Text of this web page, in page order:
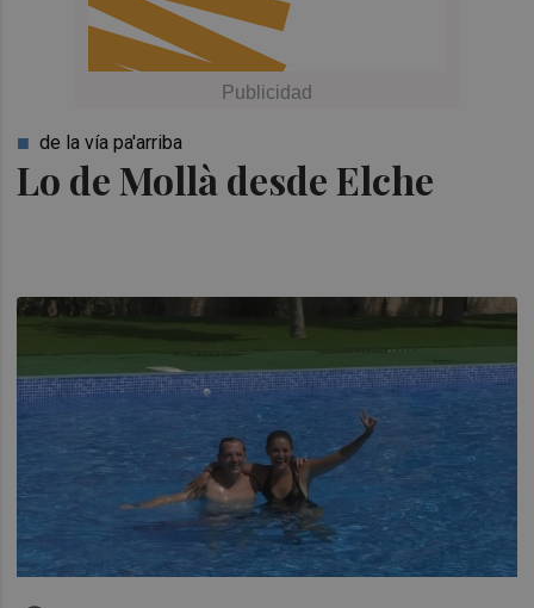
Lo de Mollà desde Elche
de la vía pa'arriba